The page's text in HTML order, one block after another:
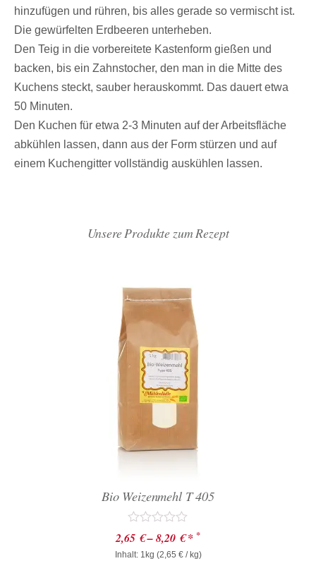
hinzufügen und rühren, bis alles gerade so vermischt ist.
Die gewürfelten Erdbeeren unterheben.
Den Teig in die vorbereitete Kastenform gießen und
backen, bis ein Zahnstocher, den man in die Mitte des
Kuchens steckt, sauber herauskommt. Das dauert etwa
50 Minuten.
Den Kuchen für etwa 2-3 Minuten auf der Arbeitsfläche
abkühlen lassen, dann aus der Form stürzen und auf
einem Kuchengitter vollständig auskühlen lassen.
Unsere Produkte zum Rezept
Bio Weizenmehl T 405
Bewertet
mit
0
2,65 €–8,20 €* *
Inhalt: 1kg (2,65 €/ kg)